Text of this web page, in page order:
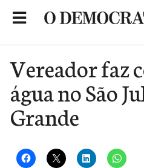
Vereador faz
água no São
Grande